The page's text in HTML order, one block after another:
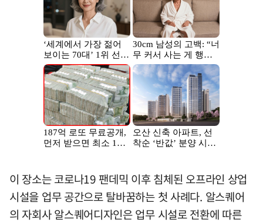
이 장소는 코로나19 팬데믹 이후 침체된 오프라인 상업
시설을 업무 공간으로 탈바꿈하는 첫 사례다. 알스퀘어
의 자회사 알스퀘어디자인은 업무 시설로 전환에 따른